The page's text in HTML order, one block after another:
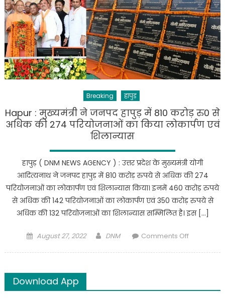
Breaking हापुड़
Hapur : मुख्यमंत्री ने जनपद हापुड़ में 810 करोड़ रु0 से
अधिक की 274 परियोजनाओं का किया लोकार्पण एवं
शिलान्यास
हापुड़ ( DNM NEWS AGENCY ) : उत्तर प्रदेश के मुख्यमंत्री योगी
आदित्यनाथ ने जनपद हापुड़ में 810 करोड़ रुपये से अधिक की 274
परियोजनाओं का लोकार्पण एवं शिलान्यास किया। इनमें 460 करोड़ रुपये
से अधिक की 142 परियोजनाओं का लोकार्पण एवं 350 करोड़ रुपये से
अधिक की 132 परियोजनाओं का शिलान्यास सम्मिलित है। इस […]
Posted
August 27, 2022 Author
DNM Comments Offon
जनपद
Download App